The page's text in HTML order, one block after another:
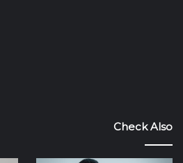
Check Also